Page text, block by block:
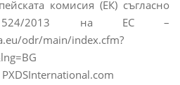
комисия (ЕК) съгласно
524/2013 на ЕС –
odr/main/index.cfm?